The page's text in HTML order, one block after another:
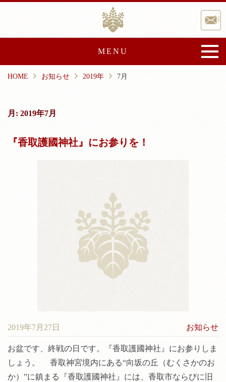
お
MENU
香取神宮について
祭典と催し
神前結婚式
神前結婚式について
境内案内
HOME お知らせ 2019年 7月
月: 2019年7月
『香取護國神社』にお参りを！
2019年7月27日 お知らせ
お盆です、終戦の日です。『香取護國神社』にお参りしま
しょう。 香取神宮境内にある“向坂の丘（むくさかのお
か）”に鎮まる『香取護國神社』には、香取市ならびに旧